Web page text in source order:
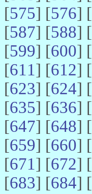
[575] [576] [
[587] [588] [
[599] [600] [
[611] [612] [
[623] [624] [
[635] [636] [
[647] [648] [
[659] [660] [
[671] [672] [
[683] [684] [